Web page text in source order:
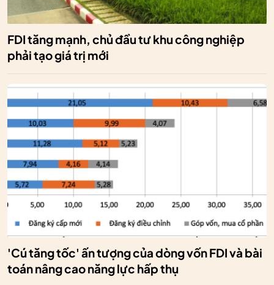
FDI tăng mạnh, chủ đầu tư khu công nghiệp
phải tạo giá trị mới
'Cú tăng tốc' ấn tượng của dòng vốn FDI và bài
toán nâng cao năng lực hấp thụ